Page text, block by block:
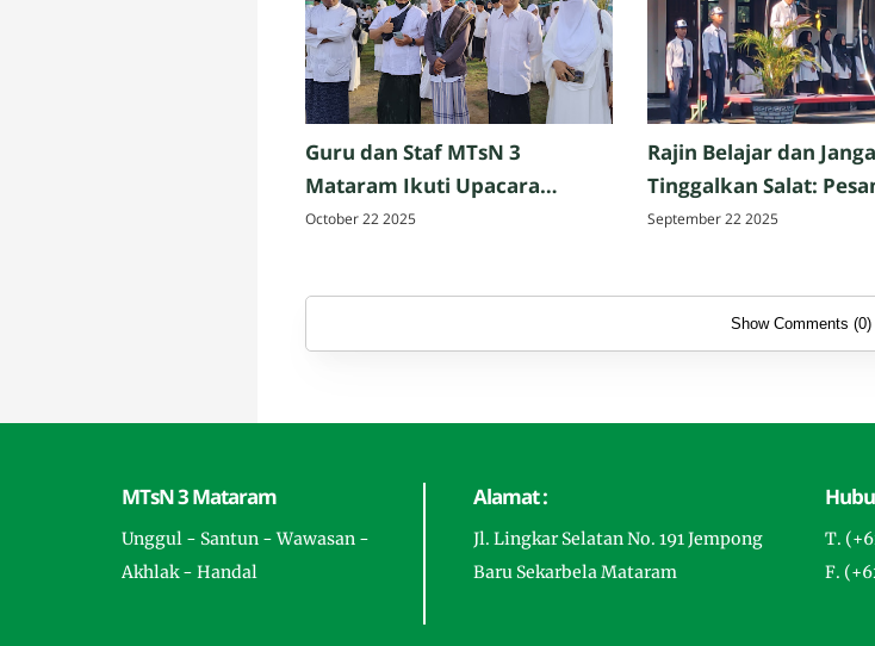
Guru dan Staf MTsN 3
Mataram Ikuti Upacara
Peringatan Hari Santri
October 22 2025
Rajin Belajar dan
Tinggalkan Salat:
Perpisahan Hazmi
September 22 2025
Show Comments (0)
MTsN 3 Mataram
Unggul - Santun - Wawasan -
Akhlak - Handal
Alamat :
Jl. Lingkar Selatan No. 191 Jempong
Baru Sekarbela Mataram
T.
F.